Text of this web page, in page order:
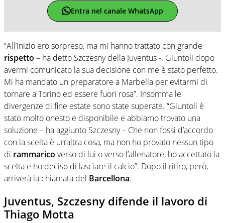
Entra nel canale WhatsApp
“All’inizio ero sorpreso, ma mi hanno trattato con grande
rispetto – ha detto Szczesny della Juventus -. Giuntoli dopo
avermi comunicato la sua decisione con me è stato perfetto.
Mi ha mandato un preparatore a Marbella per evitarmi di
tornare a Torino ed essere fuori rosa”. Insomma le
divergenze di fine estate sono state superate. “Giuntoli è
stato molto onesto e disponibile e abbiamo trovato una
soluzione – ha aggiunto Szczesny – Che non fossi d’accordo
con la scelta è un’altra cosa, ma non ho provato nessun tipo
di rammarico verso di lui o verso l’allenatore, ho accettato la
scelta e ho deciso di lasciare il calcio”. Dopo il ritiro, però,
arriverà la chiamata del Barcellona.
Juventus, Szczesny difende il lavoro di
Thiago Motta